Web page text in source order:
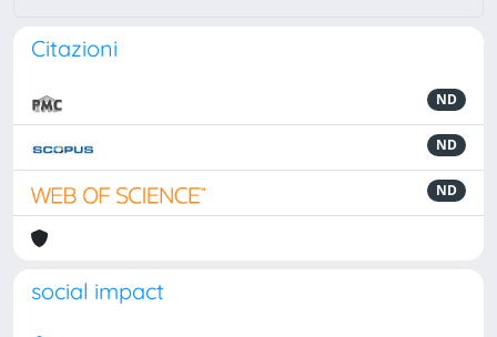
Citazioni
ND
ND
ND
social impact